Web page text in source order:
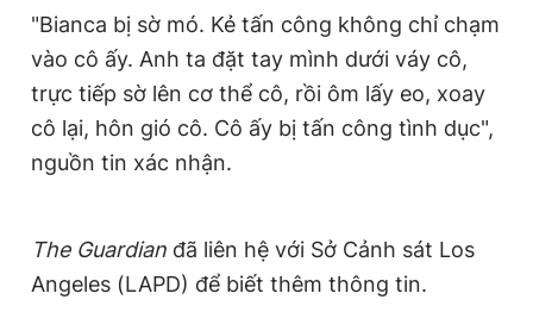
Đặt báo Quảng cáo RSS Tòa soạn Chính sách bảo
Tổng biên tập: Nguyễn Ngọc Toàn
Phó tổng biên tập thường trực: Hải Thành
Phó tổng biên tập: Lâm Hiếu Dũng
Phó tổng biên tập: Trần Việt Hưng
Giấy phép xuất bản số 110/GP - BTTTT cấp ngày 24.3.2020
© 2003-2026 Bản quyền thuộc về Báo Thanh Niên. Cấm sao
chép dưới mọi hình thức nếu không có sự chấp thuận bằng văn
bản. Phát triển bởi ePi Technologies, JSC.
"Bianca bị sờ mó. Kẻ tấn công không chỉ chạm
vào cô ấy. Anh ta đặt tay mình dưới váy cô,
trực tiếp sờ lên cơ thể cô, rồi ôm lấy eo, xoay
cô lại, hôn gió cô. Cô ấy bị tấn công tình dục",
nguồn tin xác nhận.
The Guardian đã liên hệ với Sở Cảnh sát Los
Angeles (LAPD) để biết thêm thông tin.